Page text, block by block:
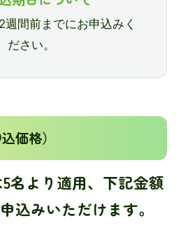
間前までにお申込みく
ださい。
価格）
名より適用、下記金額
込みいただけます。